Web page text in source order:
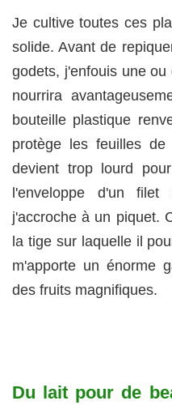
Je cultive toutes ces
solide. Avant de
godets, j'enfouis une
nourrira
bouteille plastique
protège les feuilles
devient trop lourd
l'enveloppe d'un
j'accroche à un piquet.
la tige sur laquelle il
m'apporte un énorme
des fruits magnifiques.
Du lait pour de